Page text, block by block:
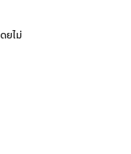
ยไม่